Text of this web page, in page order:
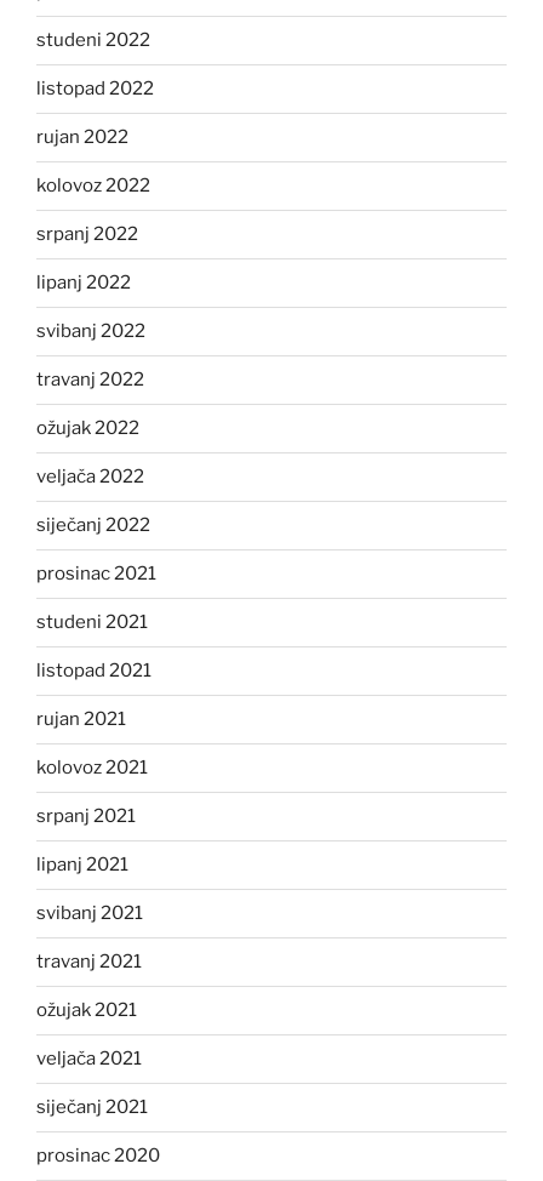
studeni 2022
listopad 2022
rujan 2022
kolovoz 2022
srpanj 2022
lipanj 2022
svibanj 2022
travanj 2022
ožujak 2022
veljača 2022
siječanj 2022
prosinac 2021
studeni 2021
listopad 2021
rujan 2021
kolovoz 2021
srpanj 2021
lipanj 2021
svibanj 2021
travanj 2021
ožujak 2021
veljača 2021
siječanj 2021
prosinac 2020